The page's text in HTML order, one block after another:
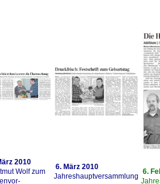
2010
Wolf zum
6. März 2010
Jahreshauptversammlung
6.